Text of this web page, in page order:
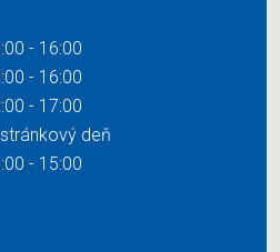
- 16:00
- 16:00
- 17:00
deň
- 15:00